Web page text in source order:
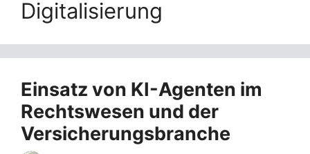
Digitalisierung
Einsatz von KI-Agenten im
Rechtswesen und der
Versicherungsbranche